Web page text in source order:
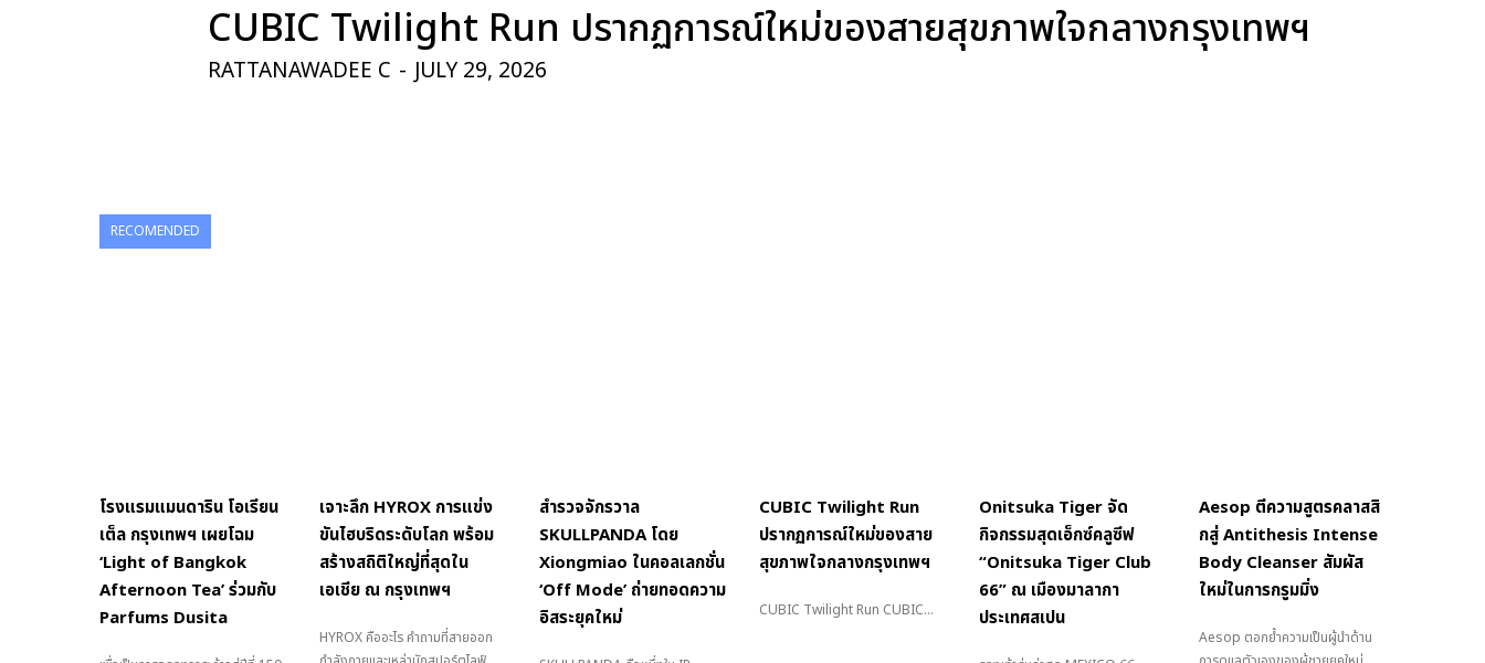
CUBIC Twilight Run ปรากฏการณ์ใหม่ของสายสุขภาพใจกลางกรุงเทพฯ
RATTANAWADEE C - JULY 29, 2026
RECOMENDED
โรงแรมแมนดาริน โอเรียน
เต็ล กรุงเทพฯ เผยโฉม
‘Light of Bangkok
Afternoon Tea’ ร่วมกับ
Parfums Dusita
เจาะลึก HYROX การแข่ง
ขันไฮบริดระดับโลก พร้อม
สร้างสถิติใหญ่ที่สุดใน
เอเชีย ณ กรุงเทพฯ
HYROX คืออะไร คำถามที่สายออก
สำรวจจักรวาล
SKULLPANDA โดย
Xiongmiao ในคอลเลกชั่น
‘Off Mode’ ถ่ายทอดความ
อิสระยุคใหม่
CUBIC Twilight Run
ปรากฏการณ์ใหม่ของสาย
สุขภาพใจกลางกรุงเทพฯ
CUBIC Twilight Run CUBIC...
Onitsuka Tiger จัด
กิจกรรมสุดเอ็กซ์คลูซีฟ
“Onitsuka Tiger Club
66” ณ เมืองมาลากา
ประเทศสเปน
Aesop ตีความสูตรคลาสสิ
กสู่ Antithesis Intense
Body Cleanser สัมผัส
ใหม่ในการกรูมมิ่ง
Aesop ตอกย้ำความเป็นผู้นำด้าน